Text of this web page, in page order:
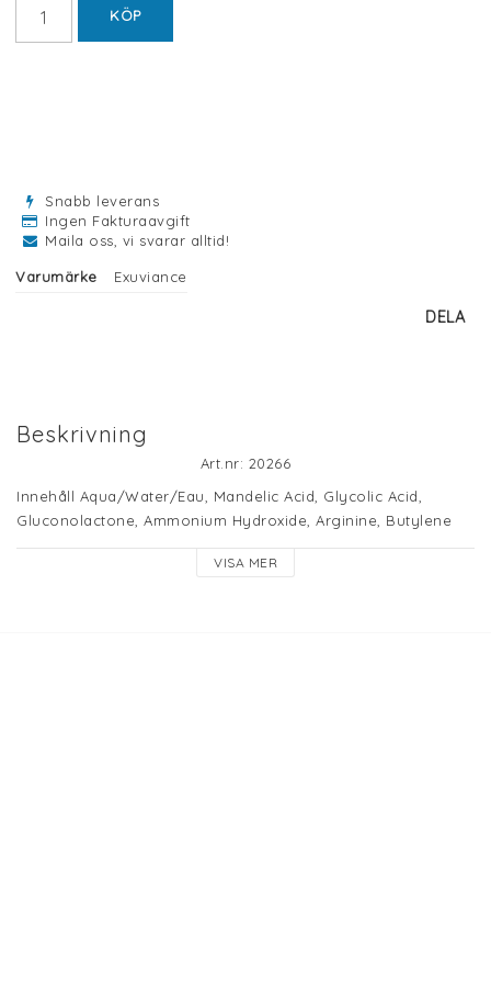
KÖP
Snabb leverans
Ingen Fakturaavgift
Maila oss, vi svarar alltid!
Varumärke Exuviance
DELA
Beskrivning
Art.nr: 20266
Innehåll Aqua/Water/Eau, Mandelic Acid, Glycolic Acid,
Gluconolactone, Ammonium Hydroxide, Arginine, Butylene
Glycol, Glycerin, Sodium Bisulfite, Chlorphenesin,
Methylparaben. Neutralizer Pad Ingredients: Aqua/Water/Eau,
VISA MER